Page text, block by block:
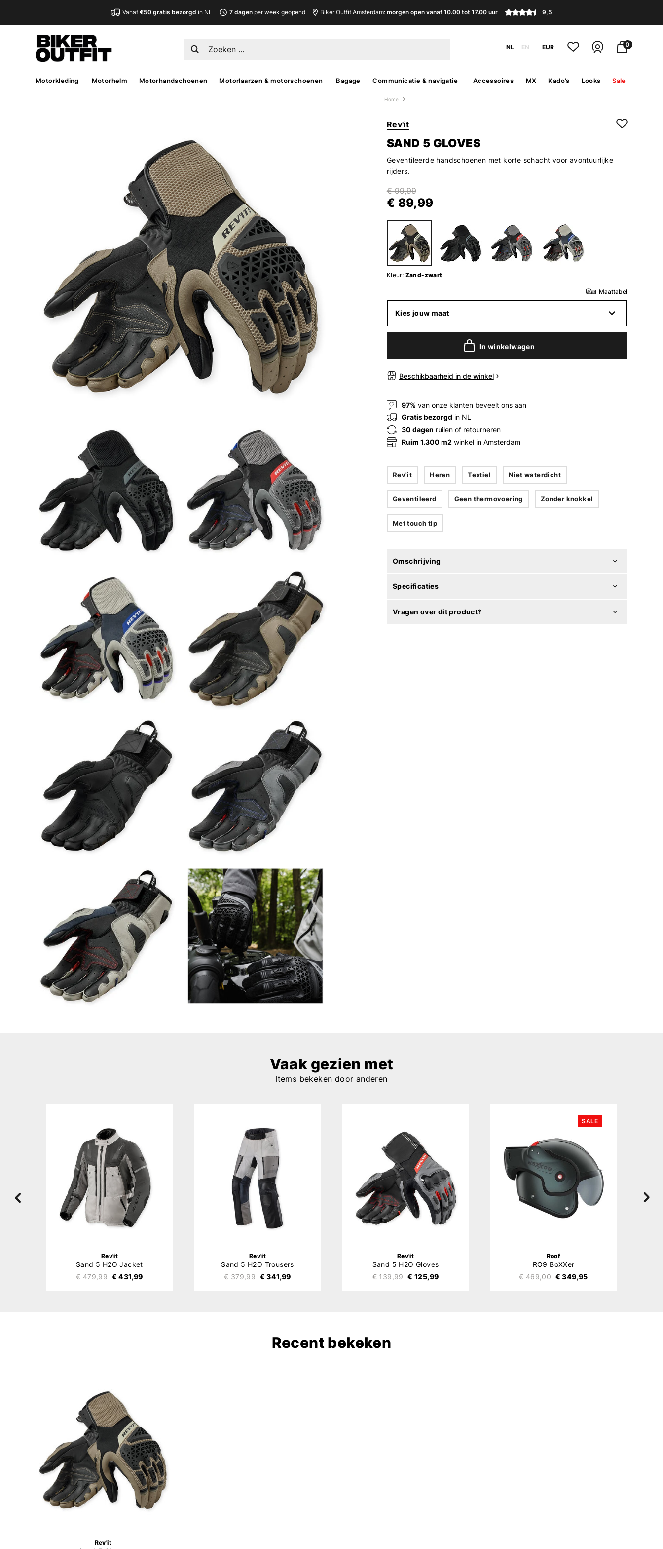
Vanaf€50 gratis bezorgd in NL 7 dagenper week geopend Biker Outfit Amsterdam: morgen open vanaf 10.00 tot 17.00 uur 9,5
NL EN EUR 0
Motorkleding Motorhelm Motorhandschoenen Motorlaarzen & motorschoenen Bagage Communicatie & navigatie Accessoires MX Kado’s Looks Sale
Home
Rev'it
SAND 5 GLOVES
Geventileerde handschoenen met korte schacht voor avontuurlijke
rijders.
€ 99,99
€ 89,99
Kleur: Zand-zwart
Maattabel
Kies jouw maat
In winkelwagen
Beschikbaarheid in de winkel
97% van onze klanten beveelt ons aan
Gratis bezorgd in NL
30 dagen ruilen of retourneren
Ruim 1.300 m2 winkel in Amsterdam
Rev'it Heren Textiel Niet waterdicht
Geventileerd Geen thermovoering Zonder knokkel
Met touch tip
Omschrijving
Specificaties
Vragen over dit product?
Vaak gezien met
Items bekeken door anderen
Rev'it
Sand 5 H2O Jacket
€ 479,99 € 431,99
Rev'it
Sand 5 H2O Trousers
€ 379,99 € 341,99
Rev'it
Sand 5 H2O Gloves
€ 139,99 € 125,99
SALE
Roof
RO9 BoXXer
€ 469,00 € 349,95
Recent bekeken
Rev'it